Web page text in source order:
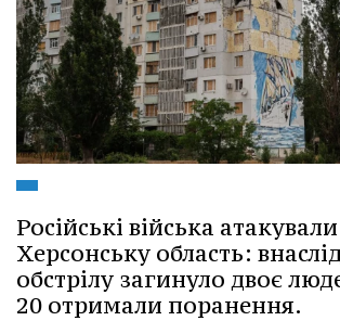
Російські війська атакували
Херсонську область:
обстрілу загинуло двоє
20 отримали поранення.